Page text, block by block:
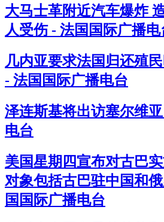
大马士革附近汽车爆炸
人受伤 - 法国国际广播电
几内亚要求法国归还殖
- 法国国际广播电台
泽连斯基将出访塞尔维
电台
美国星期四宣布对古巴
对象包括古巴驻中国和
国国际广播电台